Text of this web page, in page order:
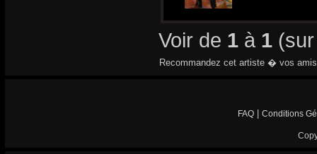
Voir de 1 à 1
Recommandez cet artiste � vos
FAQ Conditions